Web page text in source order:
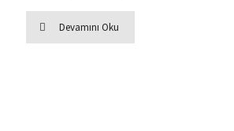
Devamını Oku